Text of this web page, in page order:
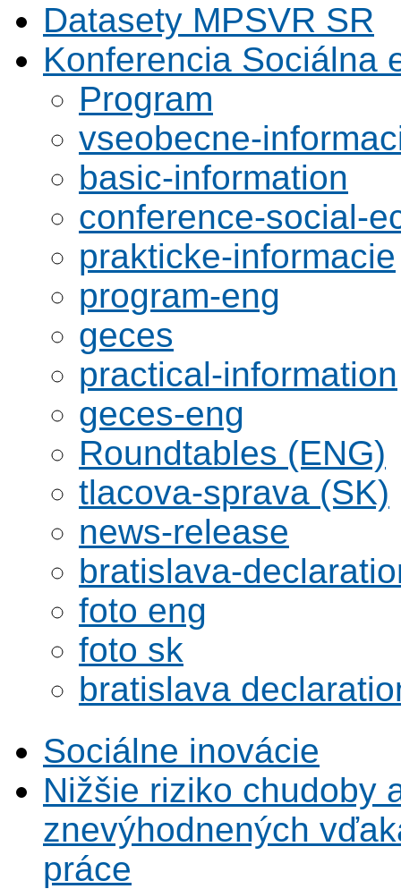
Datasety MPSVR SR
Konferencia Sociálna
Program
vseobecne-
basic-information
conference-social-
prakticke-informacie
program-eng
geces
practical-information
geces-eng
Roundtables (ENG)
tlacova-sprava (SK)
news-release
bratislava-
foto eng
foto sk
bratislava
Sociálne inovácie
Nižšie riziko chudoby
znevýhodnených
práce